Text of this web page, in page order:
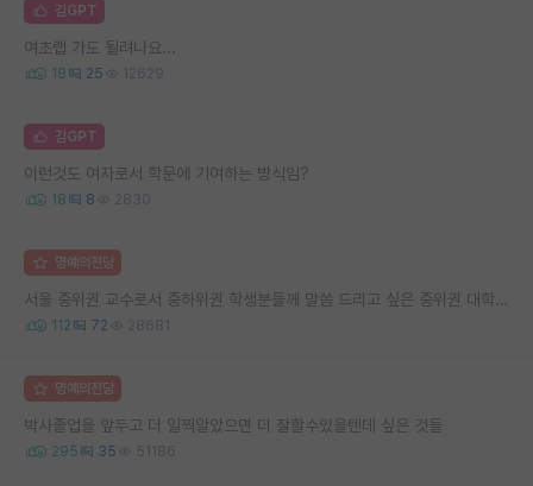
김GPT
여초랩 가도 될려나요...
18 25 12629
김GPT
이런것도 여자로서 학문에 기여하는 방식임?
18 8 2830
명예의전당
서울 중위권 교수로서 중하위권 학생분들께 말씀 드리고 싶은 중위권 대학 연구실의 강점
112 72 28681
명예의전당
박사졸업을 앞두고 더 일찍알았으면 더 잘할수있을텐데 싶은 것들
295 35 51186